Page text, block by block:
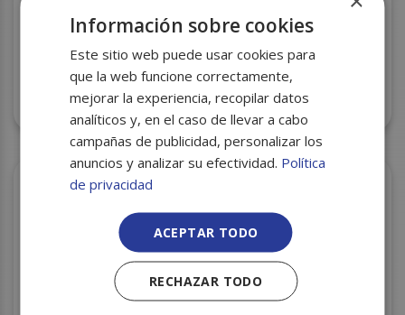
TARRINA PET ECO 500CC. P.50 C/600
Información sobre cookies
Este sitio web puede usar cookies para
que la web funcione correctamente,
mejorar la experiencia, recopilar datos
analíticos y, en el caso de llevar a cabo
campañas de publicidad, personalizar los
anuncios y analizar su efectividad. Política
de privacidad
ACEPTAR TODO
RECHAZAR TODO